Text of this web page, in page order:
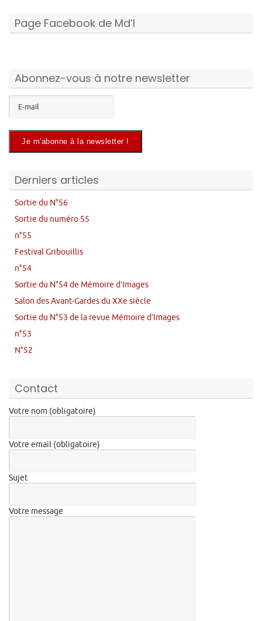
Page Facebook de Md’I
Abonnez-vous à notre newsletter
Derniers articles
Sortie du N°56
Sortie du numéro 55
n°55
Festival Gribouillis
n°54
Sortie du N°54 de Mémoire d’Images
Salon des Avant-Gardes du XXe siècle
Sortie du N°53 de la revue Mémoire d’Images
n°53
N°52
Contact
Votre nom (obligatoire)
Votre email (obligatoire)
Sujet
Votre message